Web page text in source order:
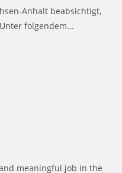
Anhalt beabsichtigt,
folgendem…
meaningful job in the